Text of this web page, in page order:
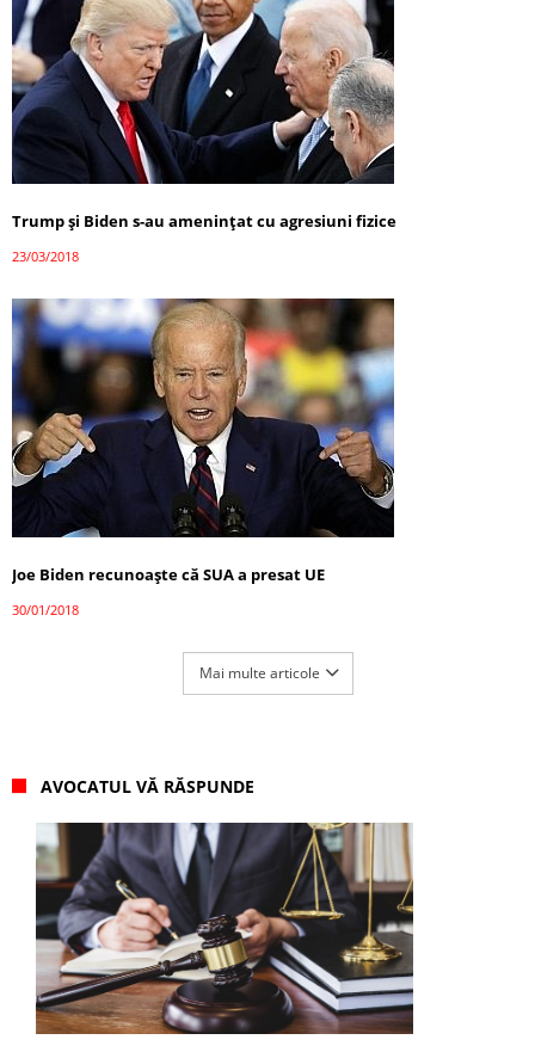
Trump şi Biden s-au ameninţat cu agresiuni fizice
23/03/2018
Joe Biden recunoaște că SUA a presat UE
30/01/2018
Mai multe articole
AVOCATUL VĂ RĂSPUNDE